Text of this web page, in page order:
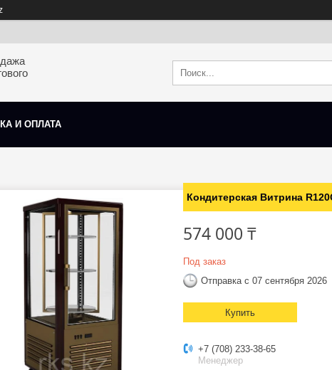
И ОПЛАТА
Кондитерская Витрина
574 000 ₸
Под заказ
Отправка с 07 сентября 2026
Купить
+7 (708) 233-38-65
Менеджер